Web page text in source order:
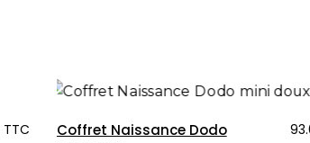
TTC
Coffret Naissance Dodo